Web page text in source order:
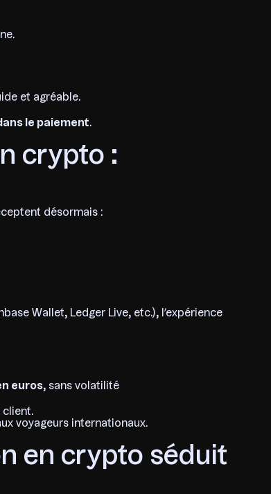
et agréable.
le paiement.
crypto :
désormais :
Wallet, Ledger Live, etc.), l’expérience
euros, sans volatilité
client.
voyageurs internationaux.
en crypto séduit